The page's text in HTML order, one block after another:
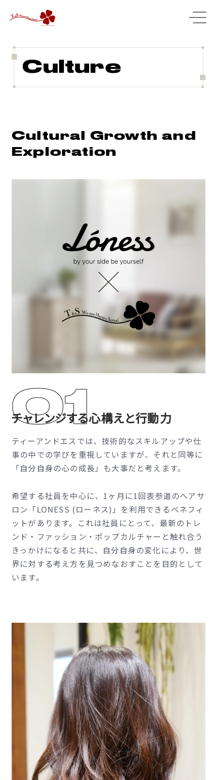
Culture
Cultural Growth and
Exploration
チャレンジする心構えと行動力
ティーアンドエスでは、技術的なスキルアップや仕
事の中での学びを重視していますが、それと同等に
「自分自身の心の成長」も大事だと考えます。
希望する社員を中心に、1ヶ月に1回表参道のヘアサ
ロン「LONESS (ローネス)」を利用できるベネフィ
ットがあります。これは社員にとって、最新のトレ
ンド・ファッション・ポップカルチャーと触れ合う
きっかけになると共に、自分自身の変化により、世
界に対する考え方を見つめなおすことを目的として
います。